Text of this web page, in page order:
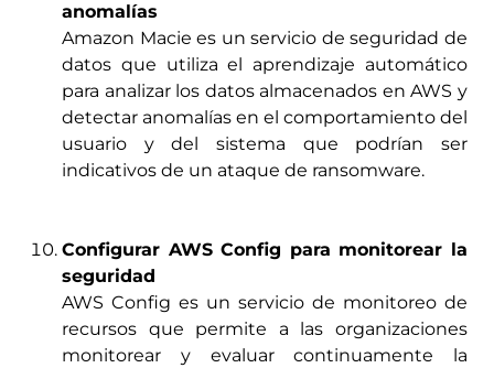
anomalías
Amazon Macie es un servicio de seguridad de
datos que utiliza el aprendizaje automático
para analizar los datos almacenados en AWS y
detectar anomalías en el comportamiento del
usuario y del sistema que podrían ser
indicativos de un ataque de ransomware.
Configurar AWS Config para monitorear la
seguridad
AWS Config es un servicio de monitoreo de
recursos que permite a las organizaciones
monitorear y evaluar continuamente la